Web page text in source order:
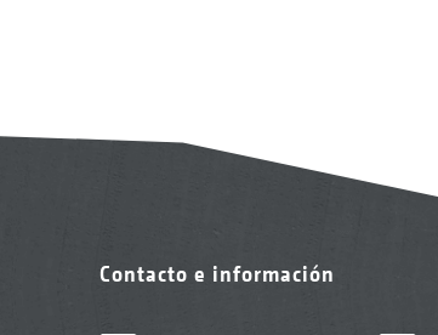
Contacto e información